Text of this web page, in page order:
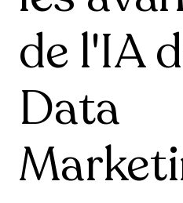
de l'IA
Data